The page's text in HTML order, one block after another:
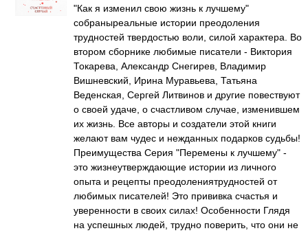
"Как я изменил свою жизнь к лучшему"
собраныреальные истории преодоления
трудностей твердостью воли, силой характера. Во
втором сборнике любимые писатели - Виктория
Токарева, Александр Снегирев, Владимир
Вишневский, Ирина Муравьева, Татьяна
Веденская, Сергей Литвинов и другие повествуют
о своей удаче, о счастливом случае, изменившем
их жизнь. Все авторы и создатели этой книги
желают вам чудес и нежданных подарков судьбы!
Преимущества Серия "Перемены к лучшему" -
это жизнеутверждающие истории из личного
опыта и рецепты преодолениятрудностей от
любимых писателей! Это прививка счастья и
уверенности в своих силах! Особенности Глядя
на успешных людей, трудно поверить, что они не